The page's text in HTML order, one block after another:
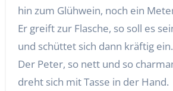
hin zum Glühwein, noch ein
Er greift zur Flasche, so soll es
und schüttet sich dann kräftig ein.
Der Peter, so nett und so
dreht sich mit Tasse in der Hand.